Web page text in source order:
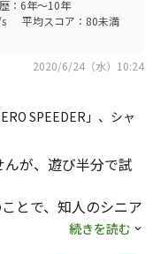
：6年～10年
平均スコア：80未満
2020/6/24（水）10:24
SPEEDER」、シャ
が、遊び半分で試
とで、知人のシニア
続きを読む